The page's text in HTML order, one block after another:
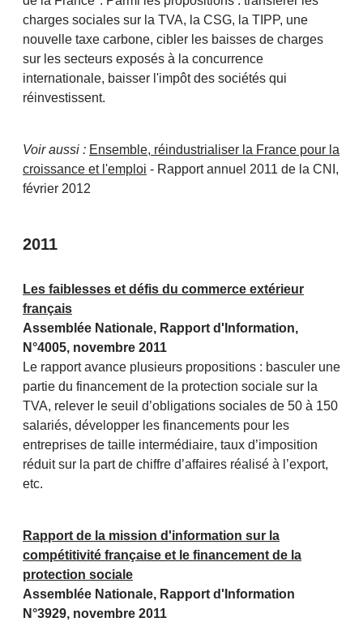
charges sociales sur la TVA, la CSG, la TIPP, une
nouvelle taxe carbone, cibler les baisses de charges
sur les secteurs exposés à la concurrence
internationale, baisser l'impôt des sociétés qui
réinvestissent.
Voir aussi : Ensemble, réindustrialiser la France pour la
croissance et l'emploi - Rapport annuel 2011 de la CNI,
février 2012
2011
Les faiblesses et défis du commerce extérieur
français
Assemblée Nationale, Rapport d'Information,
N°4005, novembre 2011
Le rapport avance plusieurs propositions : basculer une
partie du financement de la protection sociale sur la
TVA, relever le seuil d’obligations sociales de 50 à 150
salariés, développer les financements pour les
entreprises de taille intermédiaire, taux d’imposition
réduit sur la part de chiffre d’affaires réalisé à l’export,
etc.
Rapport de la mission d'information sur la
compétitivité française et le financement de la
protection sociale
Assemblée Nationale, Rapport d'Information
N°3929, novembre 2011